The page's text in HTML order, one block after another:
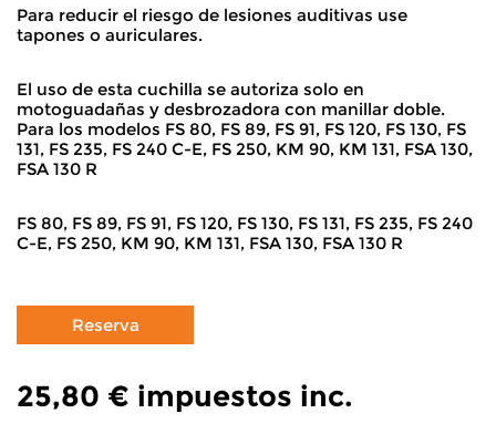
Para reducir el riesgo de lesiones auditivas use
tapones o auriculares.
El uso de esta cuchilla se autoriza solo en
motoguadañas y desbrozadora con manillar doble.
Para los modelos FS 80, FS 89, FS 91, FS 120, FS 130, FS
131, FS 235, FS 240 C-E, FS 250, KM 90, KM 131, FSA 130,
FSA 130 R
FS 80, FS 89, FS 91, FS 120, FS 130, FS 131, FS 235, FS 240
C-E, FS 250, KM 90, KM 131, FSA 130, FSA 130 R
25,80 € impuestos inc.